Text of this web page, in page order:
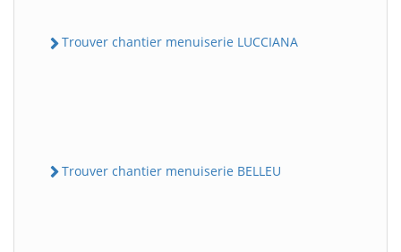
Trouver chantier menuiserie LUCCIANA
Trouver chantier menuiserie BELLEU